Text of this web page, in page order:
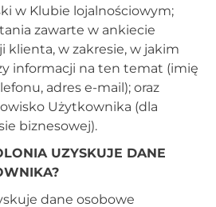
w Klubie lojalnościowym;
zawarte w ankiecie
klienta, w zakresie, w jakim
informacji na ten temat (imię
adres e-mail); oraz
Użytkownika (dla
biznesowej).
UZYSKUJE DANE
dane osobowe